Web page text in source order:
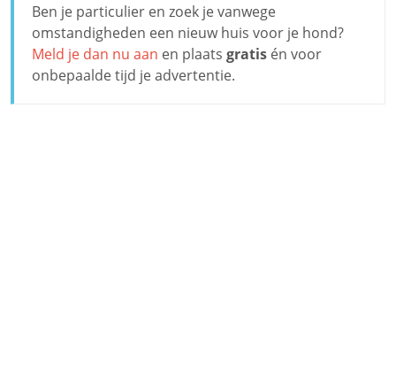
Ben je particulier en zoek je vanwege
omstandigheden een nieuw huis voor je hond?
Meld je dan nu aan en plaats gratis én voor
onbepaalde tijd je advertentie.